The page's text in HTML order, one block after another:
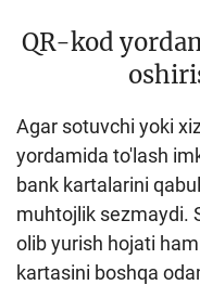
QR-kod
Agar sotuvchi yoki
yordamida to'lash
bank kartalarini
muhtojlik sezmaydi.
olib yurish hojati
kartasini boshqa